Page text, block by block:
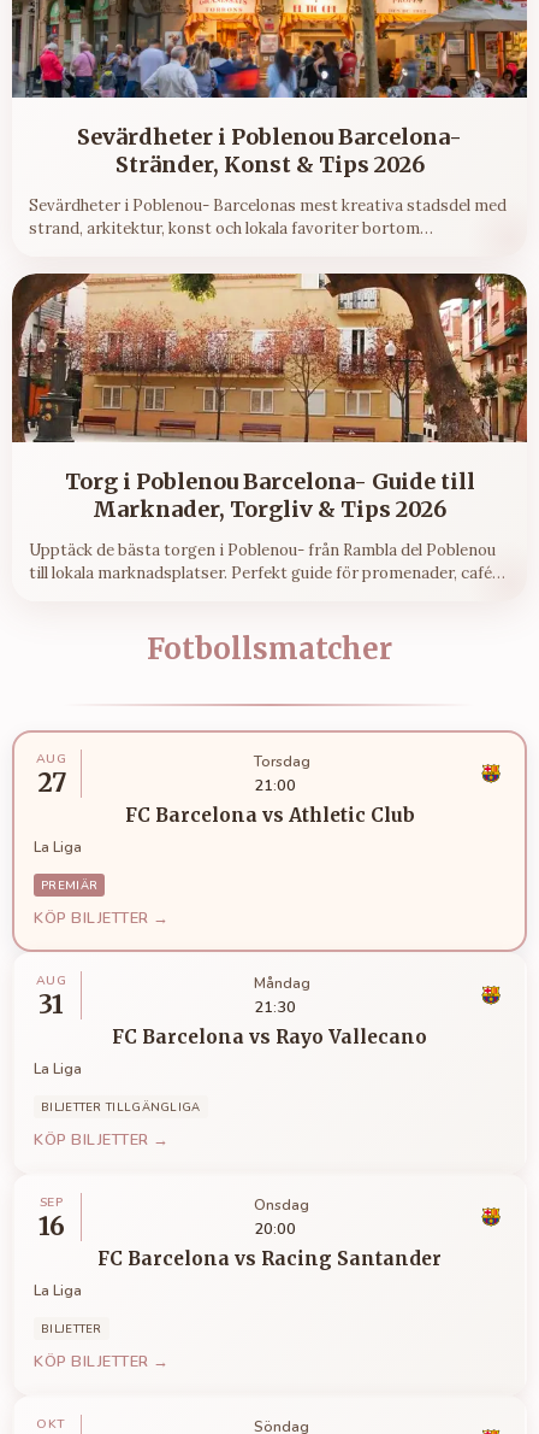
Sevärdheter i Poblenou Barcelona-
Stränder, Konst & Tips 2026
Sevärdheter i Poblenou- Barcelonas mest kreativa stadsdel med
strand, arkitektur, konst och lokala favoriter bortom
Torg i Poblenou Barcelona- Guide till
Marknader, Torgliv & Tips 2026
Upptäck de bästa torgen i Poblenou- från Rambla del Poblenou
till lokala marknadsplatser. Perfekt guide för promenader, caféer
Fotbollsmatcher
AUG
27
Torsdag
21:00
FC Barcelonavs Athletic Club
La Liga
PREMIÄR
KÖP BILJETTER →
AUG
31
Måndag
21:30
FC Barcelona vs Rayo Vallecano
La Liga
BILJETTER TILLGÄNGLIGA
KÖP BILJETTER →
SEP
16
Onsdag
20:00
FC Barcelona vs Racing Santander
La Liga
BILJETTER
KÖP BILJETTER →
OKT Söndag